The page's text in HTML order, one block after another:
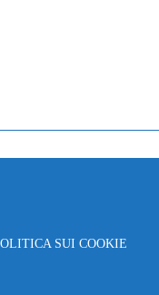
SUI COOKIE